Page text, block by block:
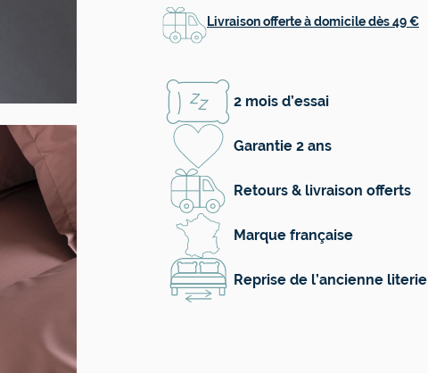
Livraison offerte à domicile dès 49 €
2 mois d’essai
Garantie 2 ans
Retours & livraison offerts
Marque française
Reprise de l’ancienne literie